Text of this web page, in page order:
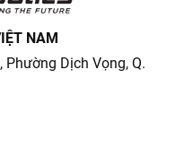
NAM
Dịch Vọng, Q.